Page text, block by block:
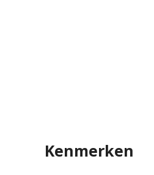
Kenmerken